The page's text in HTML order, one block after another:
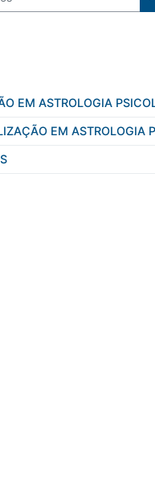
EM ASTROLOGIA
EM ASTROLOGIA